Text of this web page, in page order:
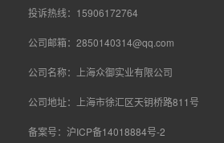
投诉热线：15906172764
公司邮箱：2850140314@qq.com
公司名称：上海众御实业有限公司
公司地址：上海市徐汇区天钥桥路811号
备案号： 沪ICP备14018884号-2